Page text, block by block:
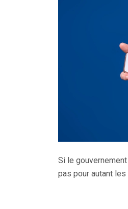
Si le
pas pour autant